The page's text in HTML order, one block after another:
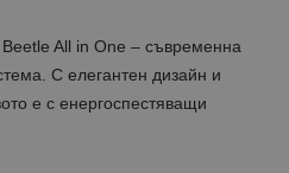
All in One – съвременна
С елегантен дизайн и
е с енергоспестяващи